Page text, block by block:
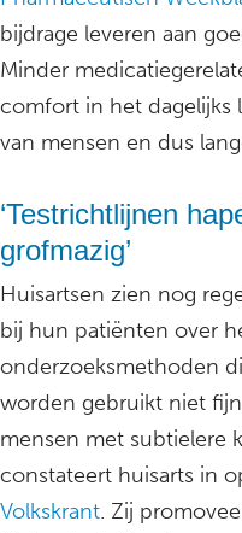
bijdrage leveren aan
Minder
comfort in het dagelijks
van mensen en dus
‘Testrichtlijnen
grofmazig’
Huisartsen zien nog
bij hun patiënten over
onderzoeksmethoden
worden gebruikt niet
mensen met subtielere
constateert huisarts in
Volkskrant. Zij